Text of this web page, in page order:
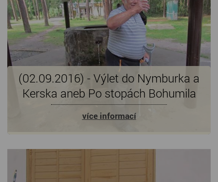
(02.09.2016) - Výlet do Nymburka a
Kerska aneb Po stopách Bohumila
Hrabala
více informací